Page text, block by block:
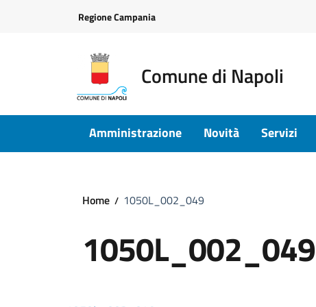
Regione Campania
Comune di Napoli
Amministrazione Novità Servizi
Home 1050L_002_049
1050L_002_049